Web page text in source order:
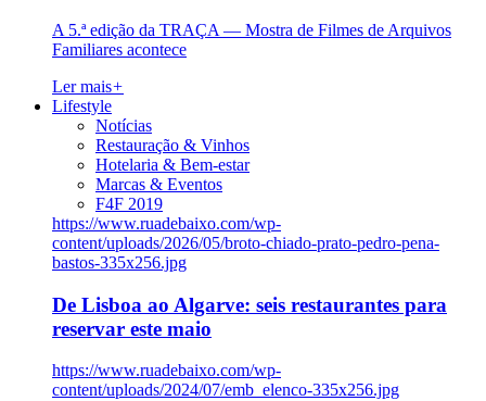
A 5.ª edição da TRAÇA — Mostra de Filmes de Arquivos
Familiares acontece
Ler mais+
Lifestyle
Notícias
Restauração & Vinhos
Hotelaria & Bem-estar
Marcas & Eventos
F4F 2019
https://www.ruadebaixo.com/wp-
content/uploads/2026/05/broto-chiado-prato-pedro-pena-
bastos-335x256.jpg
De Lisboa ao Algarve: seis restaurantes para
reservar este maio
https://www.ruadebaixo.com/wp-
content/uploads/2024/07/emb_elenco-335x256.jpg